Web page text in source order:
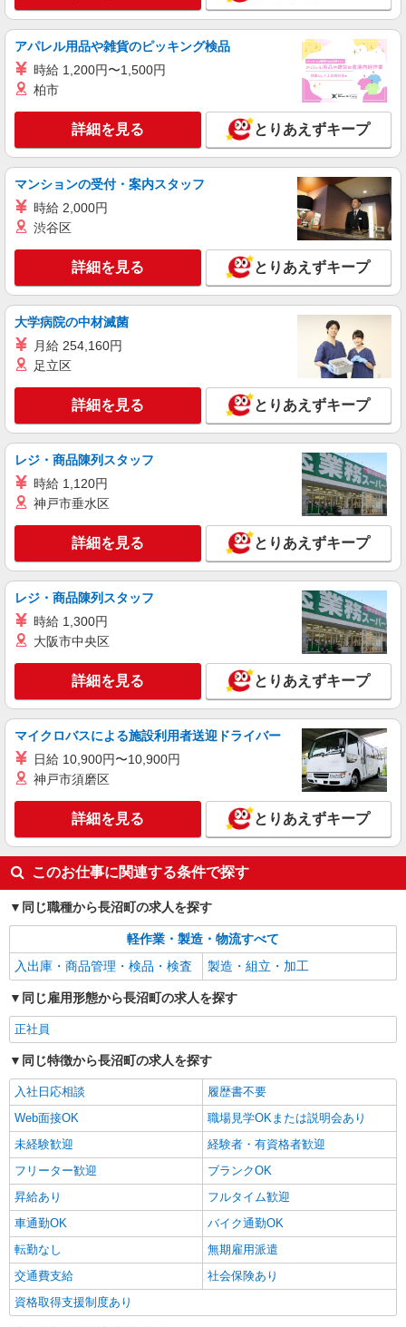
アパレル用品や雑貨のピッキング検品
時給 1,200円〜1,500円
柏市
詳細を見る とりあえずキープ
マンションの受付・案内スタッフ
時給 2,000円
渋谷区
詳細を見る とりあえずキープ
大学病院の中材滅菌
月給 254,160円
足立区
詳細を見る とりあえずキープ
レジ・商品陳列スタッフ
時給 1,120円
神戸市垂水区
詳細を見る とりあえずキープ
レジ・商品陳列スタッフ
時給 1,300円
大阪市中央区
詳細を見る とりあえずキープ
マイクロバスによる施設利用者送迎ドライバー
日給 10,900円〜10,900円
神戸市須磨区
詳細を見る とりあえずキープ
このお仕事に関連する条件で探す
同じ職種から長沼町の求人を探す
軽作業・製造・物流すべて
入出庫・商品管理・検品・検査
製造・組立・加工
同じ雇用形態から長沼町の求人を探す
正社員
同じ特徴から長沼町の求人を探す
入社日応相談
履歴書不要
Web面接OK
職場見学OKまたは説明会あり
未経験歓迎
経験者・有資格者歓迎
フリーター歓迎
ブランクOK
昇給あり
フルタイム歓迎
車通勤OK
バイク通勤OK
転勤なし
無期雇用派遣
交通費支給
社会保険あり
資格取得支援制度あり